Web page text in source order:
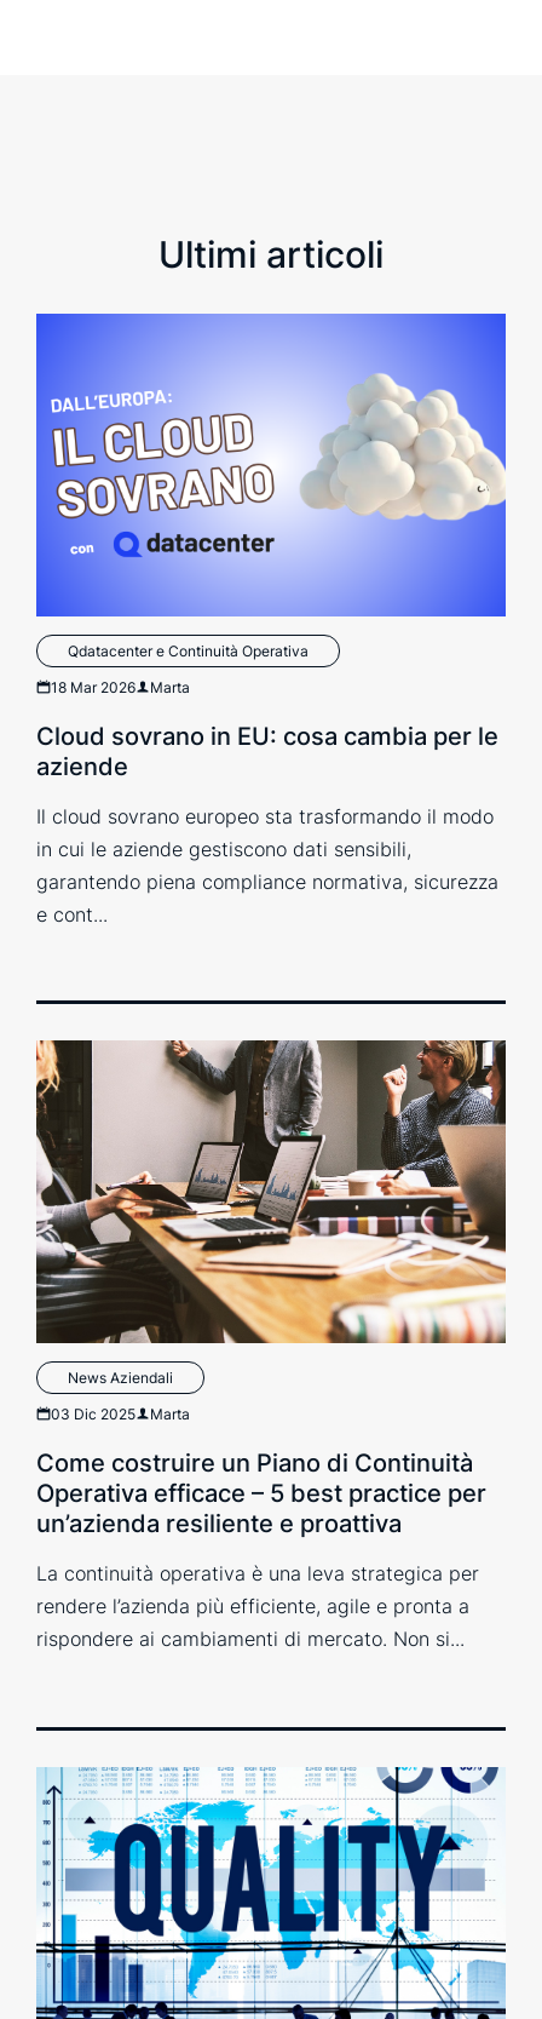
Ultimi articoli
Qdatacenter e Continuità Operativa
18 Mar 2026 Marta
Cloud sovrano in EU: cosa cambia per le
aziende
Il cloud sovrano europeo sta trasformando il modo
in cui le aziende gestiscono dati sensibili,
garantendo piena compliance normativa, sicurezza
e cont...
News Aziendali
03 Dic 2025 Marta
Come costruire un Piano di Continuità
Operativa efficace – 5 best practice per
un’azienda resiliente e proattiva
La continuità operativa è una leva strategica per
rendere l’azienda più efficiente, agile e pronta a
rispondere ai cambiamenti di mercato. Non si...